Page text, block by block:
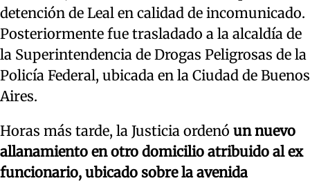
detención de Leal en calidad de incomunicado.
Posteriormente fue trasladado a la alcaldía de
la Superintendencia de Drogas Peligrosas de la
Policía Federal, ubicada en la Ciudad de Buenos
Aires.
Horas más tarde, la Justicia ordenó un nuevo
allanamiento en otro domicilio atribuido al ex
funcionario, ubicado sobre la avenida